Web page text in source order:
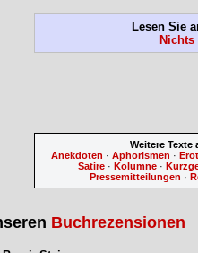
Lesen Sie
Nichts
Weitere
Anekdoten ·Aphorismen ·
Satire ·Kolumne ·
Pressemitteilungen ·
Buchrezensionen